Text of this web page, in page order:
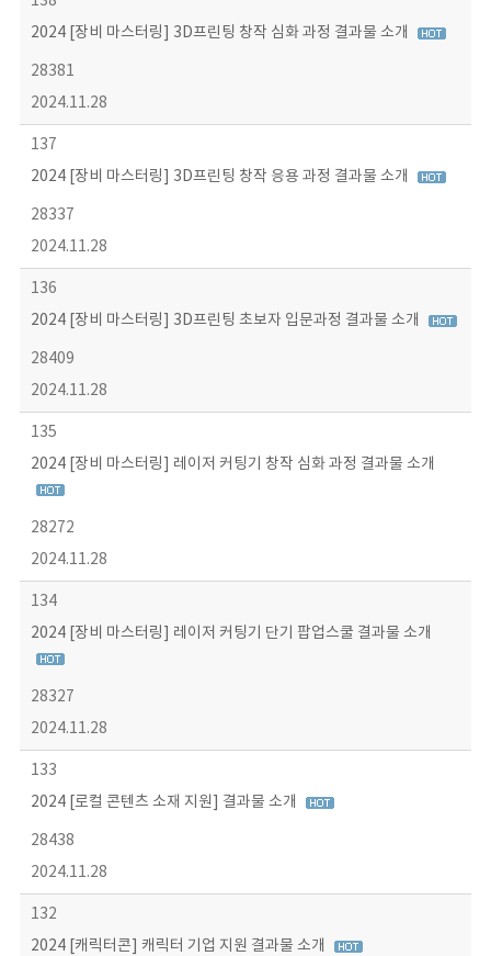
2024 [장비 마스터링] 3D프린팅 창작 심화 과정 결과물 소개
28381
2024.11.28
137
2024 [장비 마스터링] 3D프린팅 창작 응용 과정 결과물 소개
28337
2024.11.28
136
2024 [장비 마스터링] 3D프린팅 초보자 입문과정 결과물 소개
28409
2024.11.28
135
2024 [장비 마스터링] 레이저 커팅기 창작 심화 과정 결과물 소개
28272
2024.11.28
134
2024 [장비 마스터링] 레이저 커팅기 단기 팝업스쿨 결과물 소개
28327
2024.11.28
133
2024 [로컬 콘텐츠 소재 지원] 결과물 소개
28438
2024.11.28
132
2024 [캐릭터콘] 캐릭터 기업 지원 결과물 소개